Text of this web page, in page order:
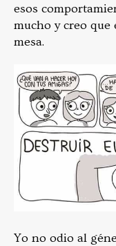
esos
mucho y creo que
mesa.
Yo no odio al